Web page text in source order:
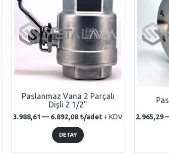
Paslanmaz Vana 2 Parçalı
Dişli 2 1/2"
3.988,61 — 6.892,08 /adet+ KDV
DETAY
2.965,29